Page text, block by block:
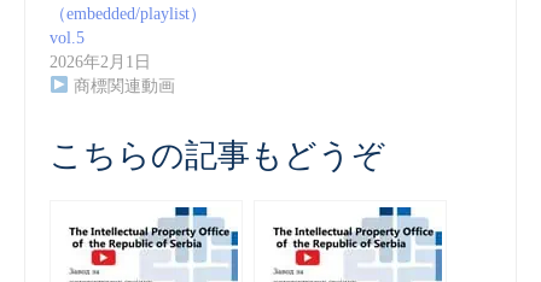
（embedded/playlist）
vol.5
2026年2月1日
商標関連動画
こちらの記事もどうぞ